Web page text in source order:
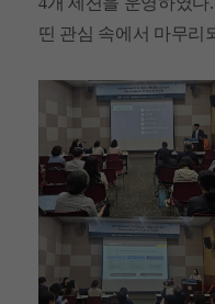
띤 관심 속에서 마무리